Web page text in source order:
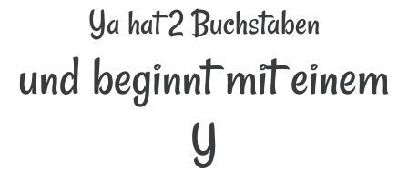
Ya hat 2 Buchstaben
und beginnt mit einem
Y